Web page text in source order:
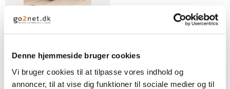
Denne hjemmeside bruger cookies
Vi bruger cookies til at tilpasse vores indhold og
annoncer, til at vise dig funktioner til sociale medier og til
Drops - Cora
0,00 DKK